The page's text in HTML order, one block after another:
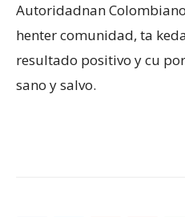
Autoridadnan
henter comunidad, ta
resultado positivo y cu
sano y salvo.